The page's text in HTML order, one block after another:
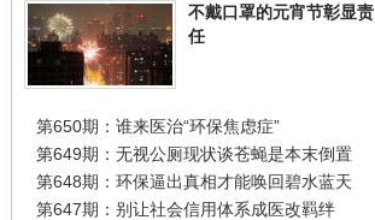
不戴口罩的元宵节彰显责
任
第650期：谁来医治“环保焦虑症”
第649期：无视公厕现状谈苍蝇是本末倒置
第648期：环保逼出真相才能唤回碧水蓝天
第647期：别让社会信用体系成医改羁绊